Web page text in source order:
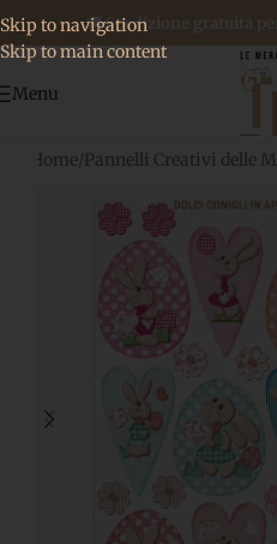
Skip to navigation
Skip to main content
🚚 Spedizione gratuita
Menu
Home/Pannelli Creativi delle